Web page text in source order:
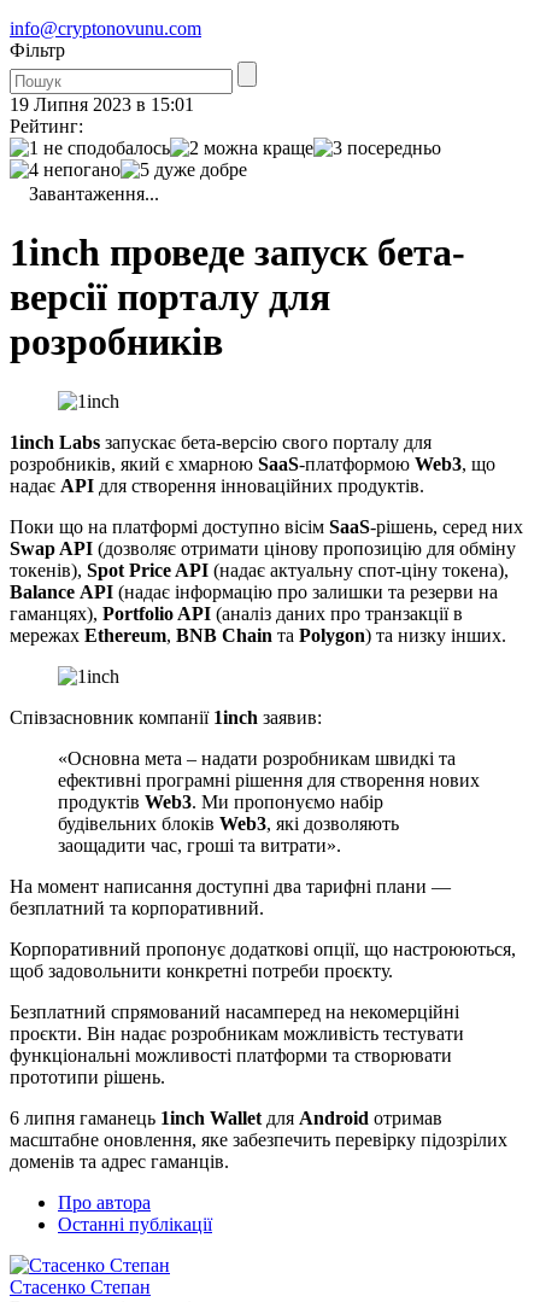
info@cryptonovunu.com
Фiльтр
19 Липня 2023 в 15:01
Рейтинг:
Завантаження...
1inch проведе запуск бета-
версії порталу для
розробників
1inch Labs запускає бета-версію свого порталу для
розробників, який є хмарною SaaS-платформою Web3, що
надає API для створення інноваційних продуктів.
Поки що на платформі доступно вісім SaaS-рішень, серед них
Swap API (дозволяє отримати цінову пропозицію для обміну
токенів), Spot Price API (надає актуальну спот-ціну токена),
Balance API (надає інформацію про залишки та резерви на
гаманцях), Portfolio API (аналіз даних про транзакції в
мережах Ethereum, BNB Chain та Polygon) та низку інших.
Співзасновник компанії 1inch заявив:
«Основна мета – надати розробникам швидкі та
ефективні програмні рішення для створення нових
продуктів Web3. Ми пропонуємо набір
будівельних блоків Web3, які дозволяють
заощадити час, гроші та витрати».
На момент написання доступні два тарифні плани —
безплатний та корпоративний.
Корпоративний пропонує додаткові опції, що настроюються,
щоб задовольнити конкретні потреби проєкту.
Безплатний спрямований насамперед на некомерційні
проєкти. Він надає розробникам можливість тестувати
функціональні можливості платформи та створювати
прототипи рішень.
6 липня гаманець 1inch Wallet для Android отримав
масштабне оновлення, яке забезпечить перевірку підозрілих
доменів та адрес гаманців.
Про автора
Останні публікації
Стасенко Степан